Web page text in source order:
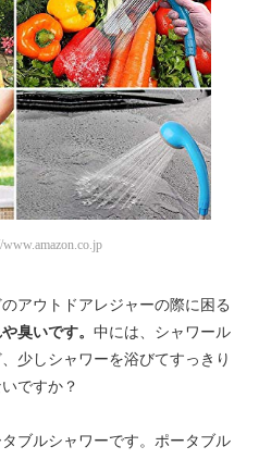
www.amazon.co.jp
アウトドアレジャーの際に困る
臭いです。 中には、シャワール
少しシャワーを浴びてすっきり
ですか？
ブルシャワーです。ポータブル